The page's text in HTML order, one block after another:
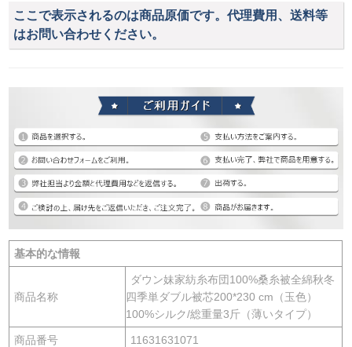
ここで表示されるのは商品原価です。代理費用、送料等
はお問い合わせください。
基本的な情報
商品名称
ダウン妹家紡糸布団100%桑糸被全綿秋冬
四季単ダブル被芯200*230 cm（玉色）
100%シルク/総重量3斤（薄いタイプ）
商品番号 11631631071